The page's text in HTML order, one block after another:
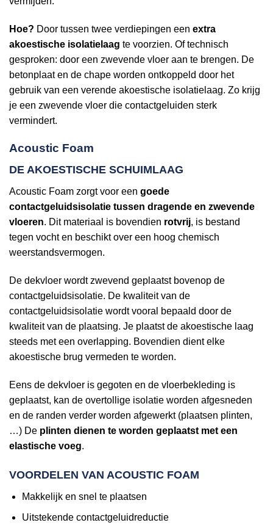
Hoe? Door tussen twee verdiepingen een extra
akoestische isolatielaag te voorzien. Of technisch
gesproken: door een zwevende vloer aan te brengen. De
betonplaat en de chape worden ontkoppeld door het
gebruik van een verende akoestische isolatielaag. Zo krijg
je een zwevende vloer die contactgeluiden sterk
vermindert.
Acoustic Foam
DE AKOESTISCHE SCHUIMLAAG
Acoustic Foam zorgt voor een goede
contactgeluidsisolatie tussen dragende en zwevende
vloeren. Dit materiaal is bovendien rotvrij, is bestand
tegen vocht en beschikt over een hoog chemisch
weerstandsvermogen.
De dekvloer wordt zwevend geplaatst bovenop de
contactgeluidsisolatie. De kwaliteit van de
contactgeluidsisolatie wordt vooral bepaald door de
kwaliteit van de plaatsing. Je plaatst de akoestische laag
steeds met een overlapping. Bovendien dient elke
akoestische brug vermeden te worden.
Eens de dekvloer is gegoten en de vloerbekleding is
geplaatst, kan de overtollige isolatie worden afgesneden
en de randen verder worden afgewerkt (plaatsen plinten,
…) De plinten dienen te worden geplaatst met een
elastische voeg.
VOORDELEN VAN ACOUSTIC FOAM
Makkelijk en snel te plaatsen
Uitstekende contactgeluidreductie